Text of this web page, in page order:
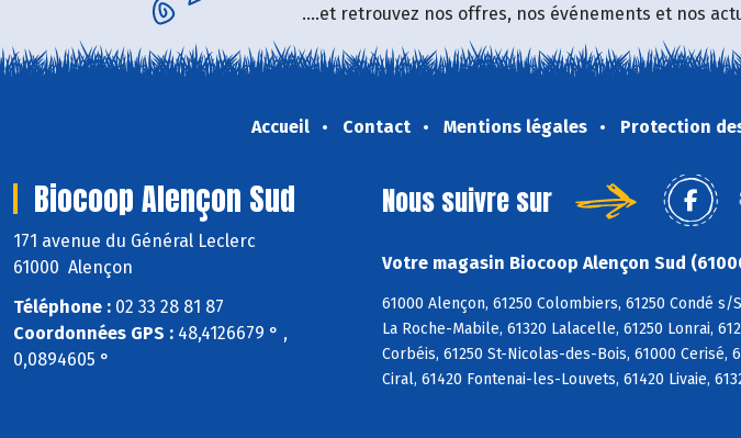
....et retrouvez nos offres, nos événements et nos
Accueil Contact Mentions légales Protection
Biocoop Alençon Sud
171 avenue du Général Leclerc
61000 Alençon
Téléphone : 02 33 28 81 87
Coordonnées GPS : 48,4126679 ° ,
0,0894605 °
Nous suivre sur
Votre magasin Biocoop Alençon Sud
61000 Alençon, 61250 Colombiers, 61250 Condé s/
La Roche-Mabile, 61320 Lalacelle, 61250 Lonrai,
Corbéis, 61250 St-Nicolas-des-Bois, 61000 Cerisé,
Ciral, 61420 Fontenai-les-Louvets, 61420 Livaie,